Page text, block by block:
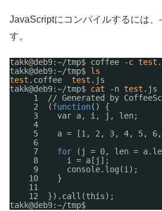
JavaScriptにコンパイルするには、
す。
takk@deb9:~/tmp$ coffee -c test
takk@deb9:~/tmp$ ls
test .coffee test .js
takk@deb9:~/tmp$ cat -n test .js
1
// Generated by
2  (function() {
3    var a, i, j, len;
4
5    a = [1, 2, 3, 4, 5,
6
7 for
(j = 0, len =
8      i = a[j];
9      console.log(i);
10    }
11
12  }).call(this);
takk@deb9:~/tmp$